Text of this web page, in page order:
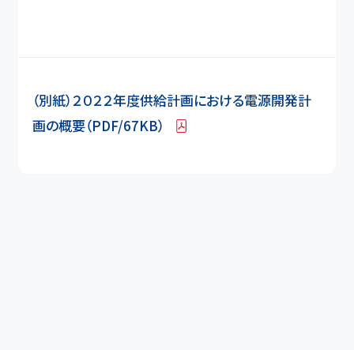
（別紙）２０２２年度供給計画における電源開発計
画の概要（PDF/67KB）